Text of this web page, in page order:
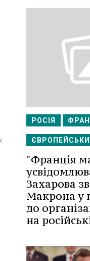
РОСІЯ
"Франція
Захарова
Макрона у
до
на